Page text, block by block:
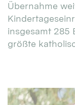
Übernahme
insgesamt 285
größte